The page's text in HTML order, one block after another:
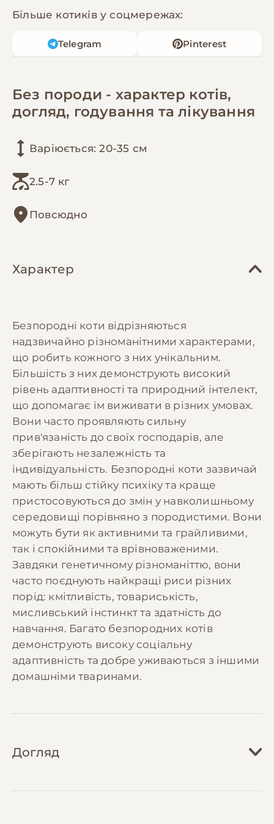
Більше котиків у соцмережах:
Telegram Pinterest
Без породи - характер котів,
догляд, годування та лікування
Варіюється: 20-35 см
2.5-7 кг
Повсюдно
Характер
Безпородні коти відрізняються
надзвичайно різноманітними характерами,
що робить кожного з них унікальним.
Більшість з них демонструють високий
рівень адаптивності та природний інтелект,
що допомагає їм виживати в різних умовах.
Вони часто проявляють сильну
прив'язаність до своїх господарів, але
зберігають незалежність та
індивідуальність. Безпородні коти зазвичай
мають більш стійку психіку та краще
пристосовуються до змін у навколишньому
середовищі порівняно з породистими. Вони
можуть бути як активними та грайливими,
так і спокійними та врівноваженими.
Завдяки генетичному різноманіттю, вони
часто поєднують найкращі риси різних
порід: кмітливість, товариськість,
мисливський інстинкт та здатність до
навчання. Багато безпородних котів
демонструють високу соціальну
адаптивність та добре уживаються з іншими
домашніми тваринами.
Догляд